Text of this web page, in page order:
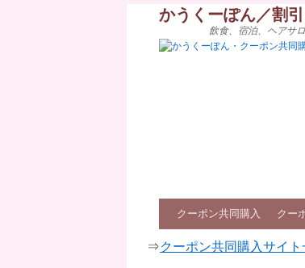
かうくーぽん／割
飲食、宿泊、ヘアサ
クーポン共同購入 クー
⇒クーポン共同購入サイト